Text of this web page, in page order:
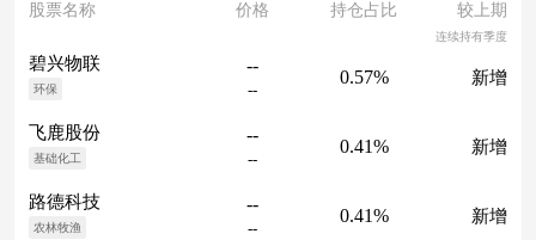
股票名称
价格 持仓占比 较上期
连续持有季度
碧兴物联
环保
--
--
0.57% 新增
飞鹿股份
基础化工
--
--
0.41% 新增
路德科技
农林牧渔
--
--
0.41% 新增